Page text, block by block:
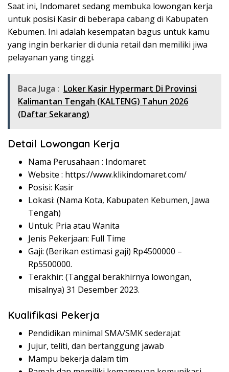
Saat ini, Indomaret sedang membuka lowongan kerja
untuk posisi Kasir di beberapa cabang di Kabupaten
Kebumen. Ini adalah kesempatan bagus untuk kamu
yang ingin berkarier di dunia retail dan memiliki jiwa
pelayanan yang tinggi.
Baca Juga : Loker Kasir Hypermart Di Provinsi
Kalimantan Tengah (KALTENG) Tahun 2026
(Daftar Sekarang)
Detail Lowongan Kerja
Nama Perusahaan : Indomaret
Website : https://www.klikindomaret.com/
Posisi: Kasir
Lokasi: (Nama Kota, Kabupaten Kebumen, Jawa
Tengah)
Untuk: Pria atau Wanita
Jenis Pekerjaan: Full Time
Gaji: (Berikan estimasi gaji) Rp4500000 –
Rp5500000.
Terakhir: (Tanggal berakhirnya lowongan,
misalnya) 31 Desember 2023.
Kualifikasi Pekerja
Pendidikan minimal SMA/SMK sederajat
Jujur, teliti, dan bertanggung jawab
Mampu bekerja dalam tim